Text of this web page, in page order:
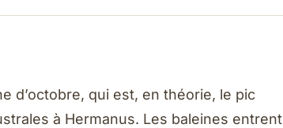
d’octobre, qui est, en théorie, le pic
à Hermanus. Les baleines entrent